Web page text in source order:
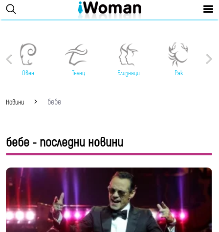
Овен Телец Близнаци Рак
Новини бебе
бебе - последни новини